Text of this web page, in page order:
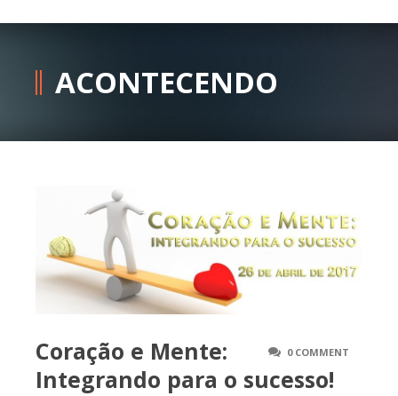
ACONTECENDO
0 COMMENT
Coração e Mente:
Integrando para o sucesso!